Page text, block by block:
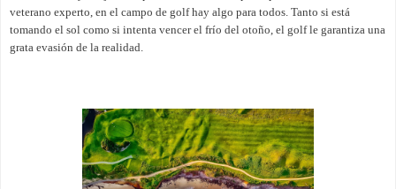
veterano experto, en el campo de golf hay algo para todos. Tanto si está
tomando el sol como si intenta vencer el frío del otoño, el golf le garantiza una
grata evasión de la realidad.